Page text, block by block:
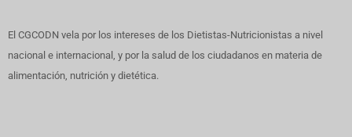
El CGCODN vela por los intereses de los Dietistas-Nutricionistas a nivel
nacional e internacional, y por la salud de los ciudadanos en materia de
alimentación, nutrición y dietética.